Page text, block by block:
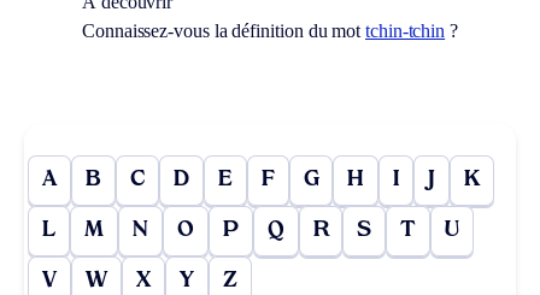
Connaissez-vous la définition du mottchin-tchin ?
A B C D E F G H I J K
L M N O P Q R S T U
V W X Y Z